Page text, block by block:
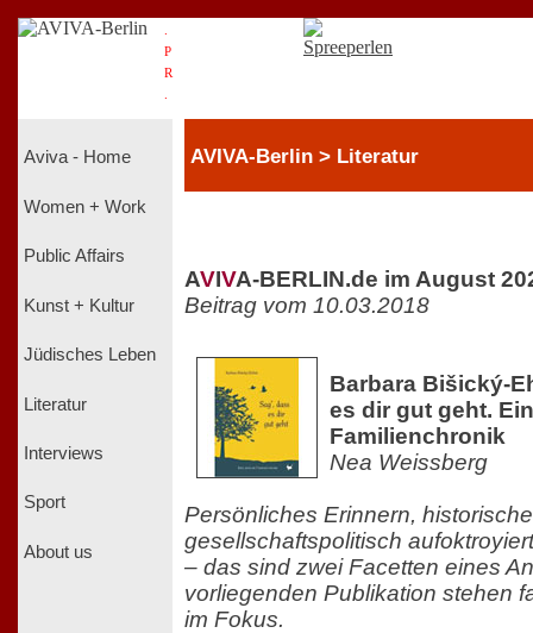
P
R
Aviva - Home
Women + Work
Public Affairs
Kunst + Kultur
Jüdisches Leben
Literatur
Interviews
Sport
About us
AVIVA-Berlin > Literatur
AVIVA-BERLIN.de im August
Beitrag vom 10.03.2018
Barbara Bišický-
es dir gut geht.
Familienchronik
Nea Weissberg
Persönliches Erinnern,
gesellschaftspolitisch
– das sind zwei Facetten eines
vorliegenden Publikation stehen
im Fokus.